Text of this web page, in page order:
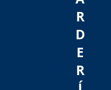
R
D
E
R